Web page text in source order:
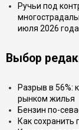
Ручьи под
июля 2026 года
Выбор
Разрыв в 56%:
рынком жилья
Бензин по-
Как сохранить